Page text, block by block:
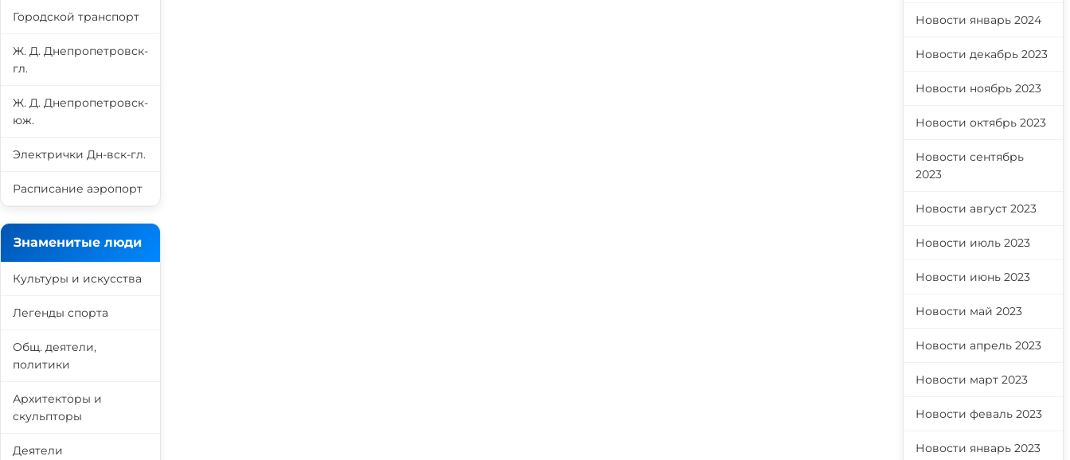
Городской транспорт
Ж. Д. Днепропетровск-
гл.
Ж. Д. Днепропетровск-
юж.
Электрички Дн-вск-гл.
Расписание аэропорт
Знаменитые люди
Культуры и искусства
Легенды спорта
Общ. деятели,
политики
Архитекторы и
скульпторы
Деятели
Новости январь 2024
Новости декабрь 2023
Новости ноябрь 2023
Новости октябрь 2023
Новости сентябрь
2023
Новости август 2023
Новости июль 2023
Новости июнь 2023
Новости май 2023
Новости апрель 2023
Новости март 2023
Новости феваль 2023
Новости январь 2023